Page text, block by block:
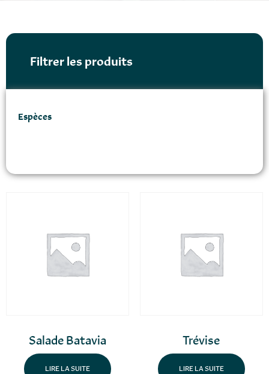
Filtrer les produits
Espèces
Salade Batavia
LIRE LA SUITE
Trévise
LIRE LA SUITE